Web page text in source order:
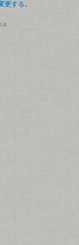
更する。